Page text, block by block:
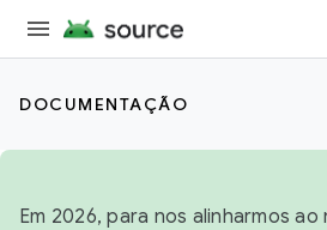
DOCUMENTAÇÃO
Em 2026, para nos alinharmos